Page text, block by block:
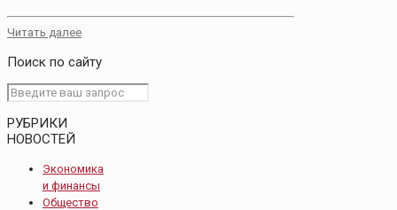
Читать далее
Поиск по сайту
РУБРИКИ
НОВОСТЕЙ
Экономика
и финансы
Общество